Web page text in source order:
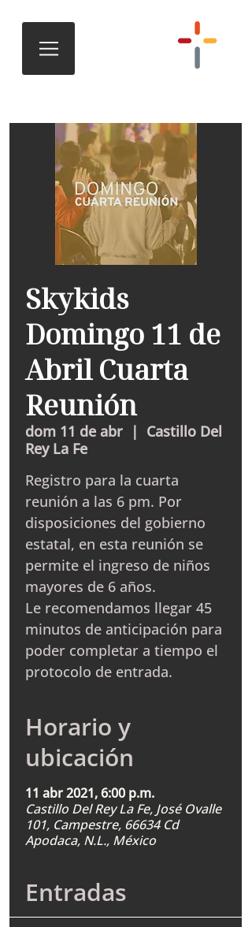
Skykids
Domingo 11 de
Abril Cuarta
Reunión
dom 11 de abr
  |
Castillo Del
Rey La Fe
Registro para la cuarta
reunión a las 6 pm. Por
disposiciones del gobierno
estatal, en esta reunión se
permite el ingreso de niños
mayores de 6 años.
Le recomendamos llegar 45
minutos de anticipación para
poder completar a tiempo el
protocolo de entrada.
Horario y
ubicación
11 abr 2021, 6:00 p.m.
Castillo Del Rey La Fe, José Ovalle
101, Campestre, 66634 Cd
Apodaca, N.L., México
Entradas